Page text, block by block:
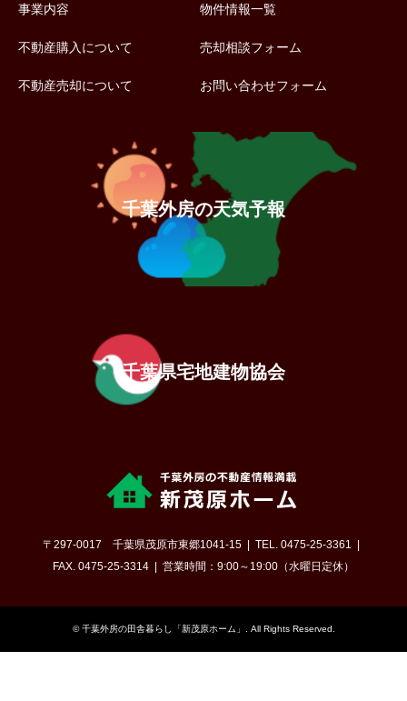
事業内容
不動産購入について
不動産売却について
物件情報一覧
売却相談フォーム
お問い合わせフォーム
千葉外房の天気予報
千葉県宅地建物協会
〒297-0017 千葉県茂原市東郷1041-15
TEL. 0475-25-3361
FAX. 0475-25-3314
営業時間：9:00～19:00（水曜日定休）
©千葉外房の田舎暮らし「新茂原ホーム」 . All Rights Reserved.